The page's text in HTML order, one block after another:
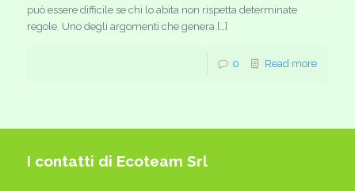
può essere difficile se chi lo abita non rispetta determinate
regole. Uno degli argomenti che genera […]
0 Read more
I contatti di Ecoteam Srl